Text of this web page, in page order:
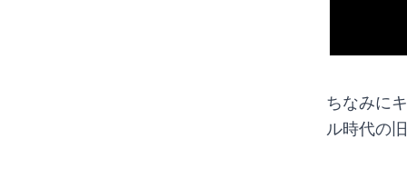
ちなみに
ル時代の